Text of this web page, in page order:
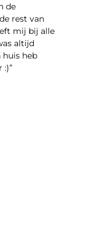
de
rest van
mij bij alle
altijd
heb
:)”